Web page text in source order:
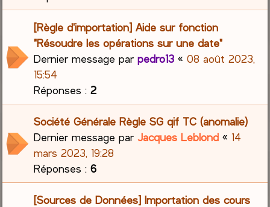
[Règle d'importation] Aide sur fonction
"Résoudre les opérations sur une date"
Dernier message parpedro13 «08 août 2023,
15:54
Réponses :2
Société Générale Règle SG qif TC (anomalie)
Dernier message parJacques Leblond « 14
mars 2023, 19:28
Réponses :6
[Sources de Données] Importation des cours